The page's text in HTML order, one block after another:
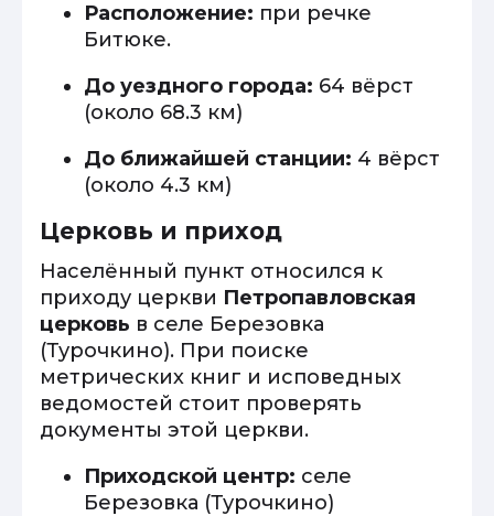
Расположение: при речке
Битюке.
До уездного города: 64 вёрст
(около 68.3 км)
До ближайшей станции: 4 вёрст
(около 4.3 км)
Церковь и приход
Населённый пункт относился к
приходу церкви Петропавловская
церковь в селе Березовка
(Турочкино). При поиске
метрических книг и исповедных
ведомостей стоит проверять
документы этой церкви.
Приходской центр: селе
Березовка (Турочкино)